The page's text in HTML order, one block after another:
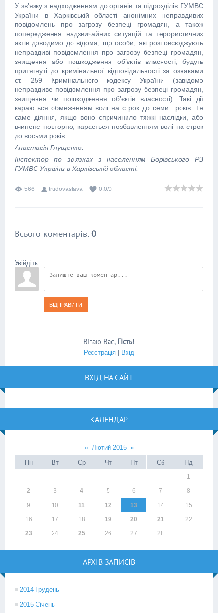
У зв’язку з надходженням до органів та підрозділів ГУМВС
України в Харківській області анонімних неправдивих
повідомлень про загрозу безпеці громадян, а також
попередження надзвичайних ситуацій та терористичних
актів доводимо до відома, що особи, які розповсюджують
неправдиві повідомлення про загрозу безпеці громадян,
знищення або пошкодження об’єктів власності, будуть
притягнуті до кримінальної відповідальності за ознаками
ст. 259 Кримінального кодексу України (завідомо
неправдиве повідомлення про загрозу безпеці громадян,
знищення чи пошкодження об’єктів власності). Такі дії
караються обмеженням волі на строк до семи років. Те
саме діяння, якщо воно спричинило тяжкі наслідки, або
вчинене повторно, карається позбавленням волі на строк
до восьми років.
Анастасія Глущенко.
Інспектор по зв’язках з населенням Борівського РВ
ГУМВС України в Харківській області.
566 trudovaslava 0.0/0
Всього коментарів: 0
Увійдіть:
ВІДПРАВИТИ
Вітаю Вас, Гість!
Реєстрація Вхід
ВХІД НА САЙТ
КАЛЕНДАР
« Лютий 2015 »
Пн
Вт Ср Чт Пт Сб Нд
1
2 3 4 5 6 7 8
9 10 11 12 13 14 15
16 17 18 19 20 21 22
23 24 25 26 27 28
АРХІВ ЗАПИСІВ
2014 Грудень
2015 Січень